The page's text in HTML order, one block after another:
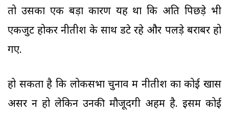
तो उसका एक बड़ा कारण यह था कि अति पिछड़े भी
एकजुट होकर नीतीश के साथ डटे रहे और पलड़े बराबर हो
गए.
हो सकता है कि लोकसभा चुनाव में नीतीश का कोई खास
असर न हो लेकिन उनकी मौजूदगी अहम है. इसमें कोई